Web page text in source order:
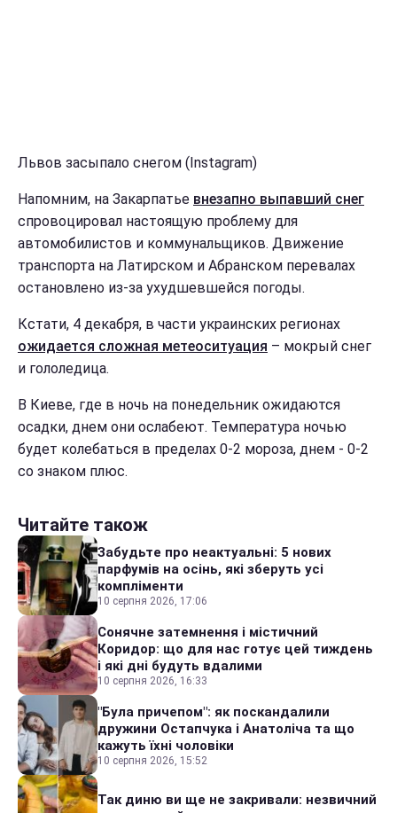
Львов засыпало снегом (Instagram)
Напомним, на Закарпатье внезапно выпавший снег
спровоцировал настоящую проблему для
автомобилистов и коммунальщиков. Движение
транспорта на Латирском и Абранском перевалах
остановлено из-за ухудшевшейся погоды.
Кстати, 4 декабря, в части украинских регионах
ожидается сложная метеоситуация – мокрый снег
и гололедица.
В Киеве, где в ночь на понедельник ожидаются
осадки, днем они ослабеют. Температура ночью
будет колебаться в пределах 0-2 мороза, днем - 0-2
со знаком плюс.
Читайте також
Забудьте про неактуальні: 5 нових
парфумів на осінь, які зберуть усі
компліменти
10 серпня 2026, 17:06
Сонячне затемнення і містичний
Коридор: що для нас готує цей тиждень
і які дні будуть вдалими
10 серпня 2026, 16:33
"Була причепом": як поскандалили
дружини Остапчука і Анатоліча та що
кажуть їхні чоловіки
10 серпня 2026, 15:52
Так диню ви ще не закривали: незвичний